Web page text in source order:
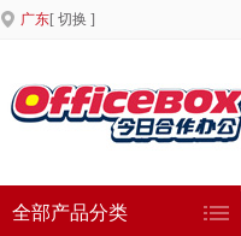
广东[ 切换 ]
全部产品分类